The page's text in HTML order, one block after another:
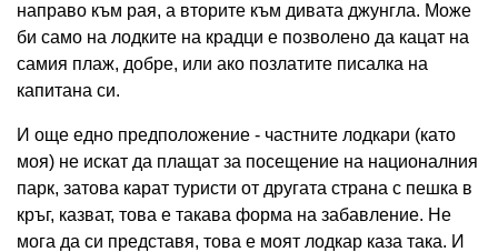
направо към рая, а вторите към дивата джунгла. Може
би само на лодките на крадци е позволено да кацат на
самия плаж, добре, или ако позлатите писалка на
капитана си.
И още едно предположение - частните лодкари (като
моя) не искат да плащат за посещение на националния
парк, затова карат туристи от другата страна с пешка в
кръг, казват, това е такава форма на забавление. Не
мога да си представя, това е моят лодкар каза така. И